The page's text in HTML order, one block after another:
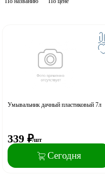
Умывальник дачный пластиковый 7л
339 ₽/шт
Сегодня